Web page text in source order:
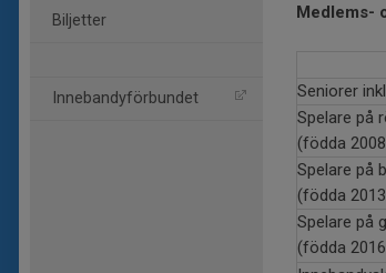
Biljetter
Innebandyförbundet
Medlems-
Seniorer
Spelare på
(födda
Spelare på
(födda
Spelare på
(födda